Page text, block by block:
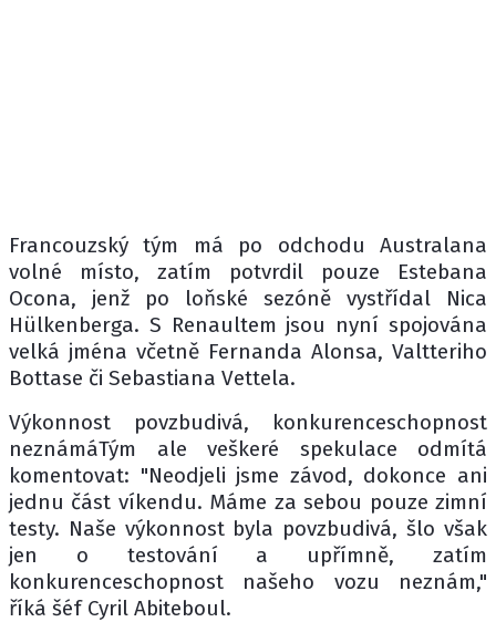
Francouzský tým má po odchodu Australana
volné místo, zatím potvrdil pouze Estebana
Ocona, jenž po loňské sezóně vystřídal Nica
Hülkenberga. S Renaultem jsou nyní spojována
velká jména včetně Fernanda Alonsa, Valtteriho
Bottase či Sebastiana Vettela.
Výkonnost povzbudivá, konkurenceschopnost
neznámáTým ale veškeré spekulace odmítá
komentovat: "Neodjeli jsme závod, dokonce ani
jednu část víkendu. Máme za sebou pouze zimní
testy. Naše výkonnost byla povzbudivá, šlo však
jen o testování a upřímně, zatím
konkurenceschopnost našeho vozu neznám,"
říká šéf Cyril Abiteboul.